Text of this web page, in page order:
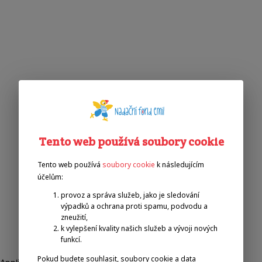
Tento web používá soubory cookie
Tento web používá soubory cookie k následujícím
účelům:
provoz a správa služeb, jako je sledování
výpadků a ochrana proti spamu, podvodu a
zneužití,
k vylepšení kvality našich služeb a vývoji nových
funkcí.
Pokud budete souhlasit, soubory cookie a data